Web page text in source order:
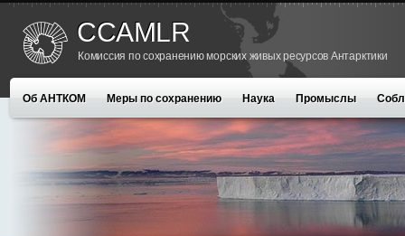
CCAMLR
Комиссия по сохранению морских живых ресурсов Антарктики
Об АНТКОМ Меры по сохранению Наука Промыслы